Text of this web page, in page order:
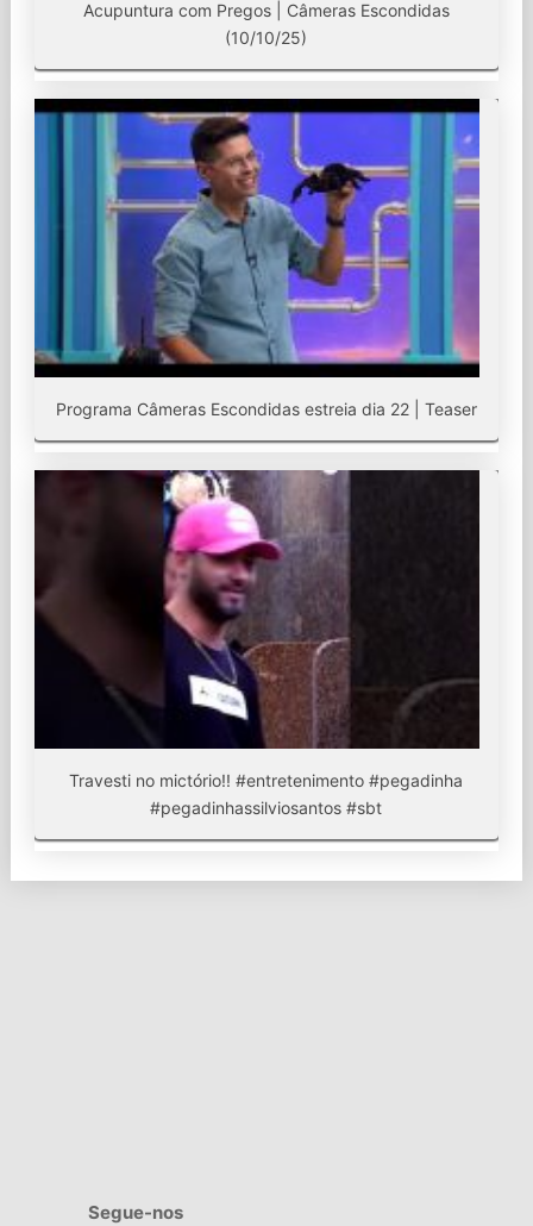
Acupuntura com Pregos | Câmeras Escondidas
(10/10/25)
Programa Câmeras Escondidas estreia dia 22 | Teaser
Travesti no mictório!! #entretenimento #pegadinha
#pegadinhassilviosantos #sbt
Segue-nos